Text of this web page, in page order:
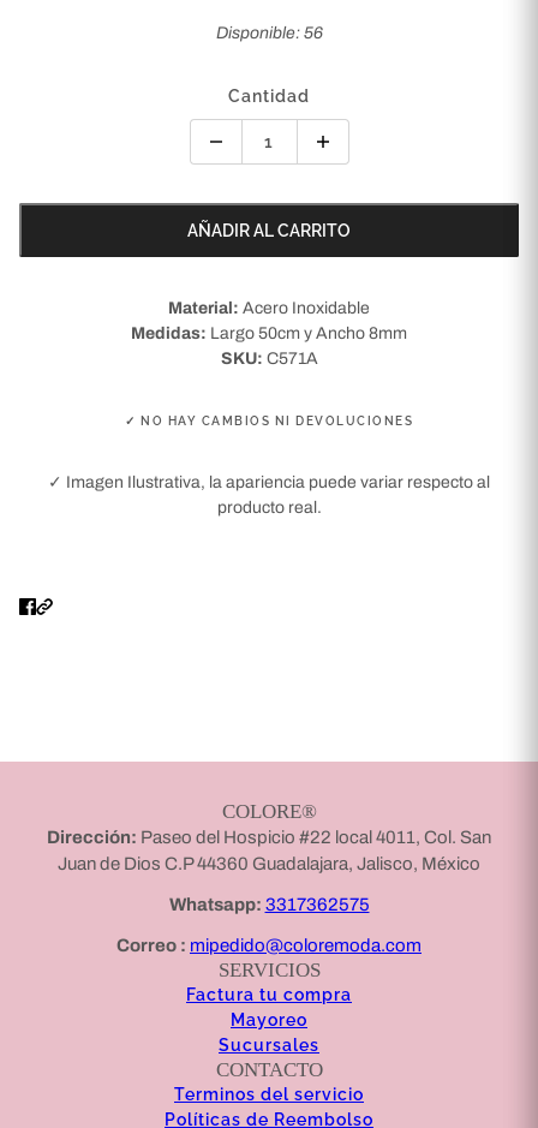
Disponible: 56
Cantidad
AÑADIR AL CARRITO
Material: Acero Inoxidable
Medidas: Largo 50cm y Ancho 8mm
SKU: C571A
✓ NO HAY CAMBIOS NI DEVOLUCIONES
✓ Imagen Ilustrativa, la apariencia puede variar respecto al
producto real.
COLORE®
Dirección: Paseo del Hospicio #22 local 4011, Col. San
Juan de Dios C.P 44360 Guadalajara, Jalisco, México
Whatsapp: 3317362575
Correo : mipedido@coloremoda.com
SERVICIOS
Factura tu compra
Mayoreo
Sucursales
CONTACTO
Terminos del servicio
Políticas de Reembolso